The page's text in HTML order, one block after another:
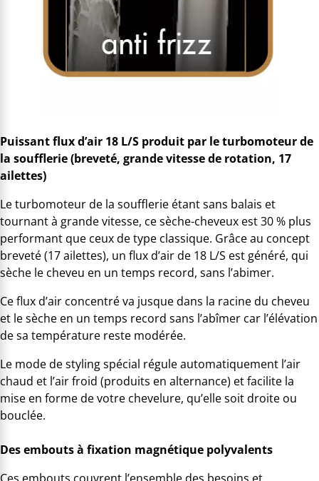
Puissant flux d’air 18 L/S produit par le turbomoteur de
la soufflerie (breveté, grande vitesse de rotation, 17
ailettes)
Le turbomoteur de la soufflerie étant sans balais et
tournant à grande vitesse, ce sèche-cheveux est 30 % plus
performant que ceux de type classique. Grâce au concept
breveté (17 ailettes), un flux d’air de 18 L/S est généré, qui
sèche le cheveu en un temps record, sans l’abimer.
Ce flux d’air concentré va jusque dans la racine du cheveu
et le sèche en un temps record sans l’abîmer car l’élévation
de sa température reste modérée.
Le mode de styling spécial régule automatiquement l’air
chaud et l’air froid (produits en alternance) et facilite la
mise en forme de votre chevelure, qu’elle soit droite ou
bouclée.
Des embouts à fixation magnétique polyvalents